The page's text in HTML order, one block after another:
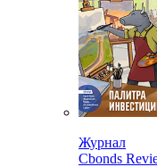
Журнал
Cbonds